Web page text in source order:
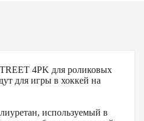
4PK для роликовых
для игры в хоккей на
используемый в